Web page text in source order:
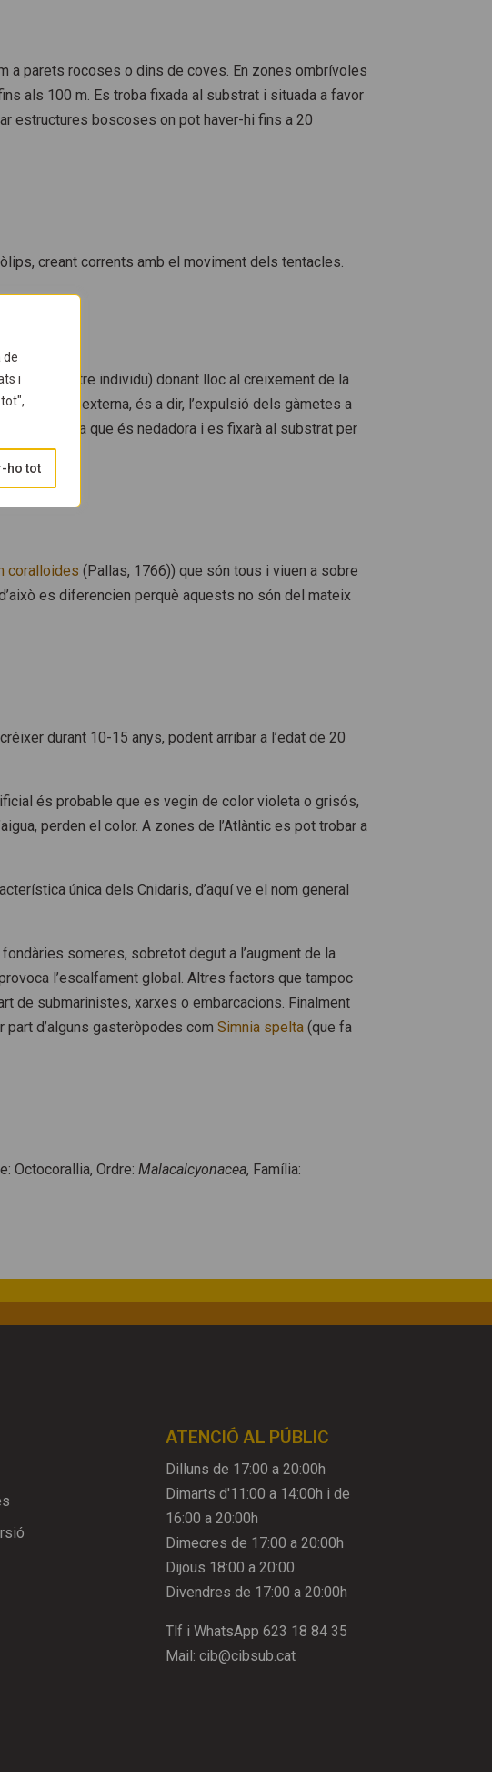
de
i
ho tot
a parets rocoses o dins de coves. En zones ombrívoles
als 100 m. Es troba fixada al substrat i situada a favor
estructures boscoses on pot haver-hi fins a 20
creant corrents amb el moviment dels tentacles.
un altre individu) donant lloc al creixement de la
externa, és a dir, l’expulsió dels gàmetes a
una larva que és nedadora i es fixarà al substrat per
coralloides (Pallas, 1766)) que són tous i viuen a sobre
es diferencien perquè aquests no són del mateix
durant 10-15 anys, podent arribar a l’edat de 20
és probable que es vegin de color violeta o grisós,
perden el color. A zones de l’Atlàntic es pot trobar a
única dels Cnidaris, d’aquí ve el nom general
someres, sobretot degut a l’augment de la
l’escalfament global. Altres factors que tampoc
de submarinistes, xarxes o embarcacions. Finalment
d’alguns gasteròpodes com Simnia spelta (que fa
Octocorallia, Ordre: Malacalcyonacea, Família:
ATENCIÓ AL PÚBLIC
Dilluns de 17:00 a 20:00h
Dimarts d'11:00 a 14:00h i de
16:00 a 20:00h
Dimecres de 17:00 a 20:00h
Dijous 18:00 a 20:00
Divendres de 17:00 a 20:00h
Tlf i WhatsApp623 18 84 35
Mail:cib@cibsub.cat